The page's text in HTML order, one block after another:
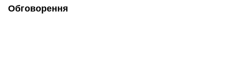
Обговорення